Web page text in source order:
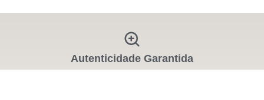
Autenticidade Garantida